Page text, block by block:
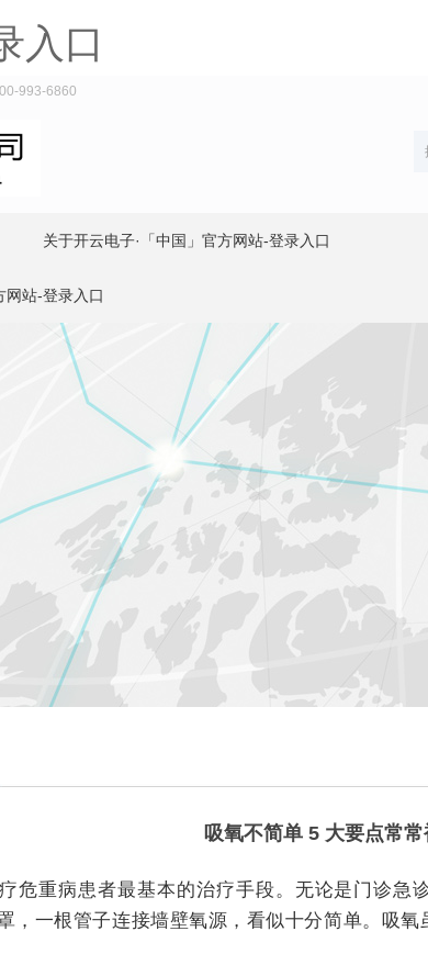
入口
993-6860
关于开云电子·「中国」官方网站-登录入口
网站-登录入口
吸氧不简单 5 大要点常
危重病患者最基本的治疗手段。无论是门诊急
，一根管子连接墙壁氧源，看似十分简单。吸氧